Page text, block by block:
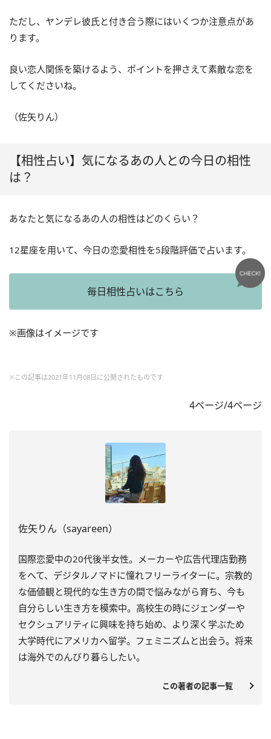
ただし、ヤンデレ彼氏と付き合う際にはいくつか注意点があ
ります。
良い恋人関係を築けるよう、ポイントを押さえて素敵な恋を
してくださいね。
（佐矢りん）
【相性占い】気になるあの人との今日の相性
は？
あなたと気になるあの人の相性はどのくらい？
12星座を用いて、今日の恋愛相性を5段階評価で占います。
毎日相性占いはこちら
※画像はイメージです
※この記事は2021年11月08日に公開されたものです
4ページ/4ページ
佐矢りん（sayareen）
国際恋愛中の20代後半女性。メーカーや広告代理店勤務
をへて、デジタルノマドに憧れフリーライターに。宗教的
な価値観と現代的な生き方の間で悩みながら育ち、今も
自分らしい生き方を模索中。高校生の時にジェンダーや
セクシュアリティに興味を持ち始め、より深く学ぶため
大学時代にアメリカへ留学。フェミニズムと出会う。将来
は海外でのんびり暮らしたい。
この著者の記事一覧